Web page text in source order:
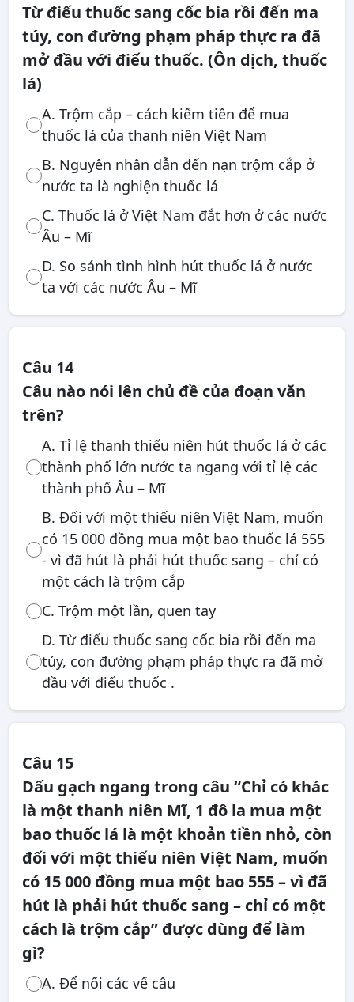
Từ điếu thuốc sang cốc bia rồi đến ma
túy, con đường phạm pháp thực ra đã
mở đầu với điếu thuốc. (Ôn dịch, thuốc
lá)
A. Trộm cắp – cách kiếm tiền để mua
thuốc lá của thanh niên Việt Nam
B. Nguyên nhân dẫn đến nạn trộm cắp ở
nước ta là nghiện thuốc lá
C. Thuốc lá ở Việt Nam đắt hơn ở các nước
Âu – Mĩ
D. So sánh tình hình hút thuốc lá ở nước
ta với các nước Âu – Mĩ
Câu 14
Câu nào nói lên chủ đề của đoạn văn
trên?
A. Tỉ lệ thanh thiếu niên hút thuốc lá ở các
thành phố lớn nước ta ngang với tỉ lệ các
thành phố Âu – Mĩ
B. Đối với một thiếu niên Việt Nam, muốn
có 15 000 đồng mua một bao thuốc lá 555
- vì đã hút là phải hút thuốc sang – chỉ có
một cách là trộm cắp
C. Trộm một lần, quen tay
D. Từ điếu thuốc sang cốc bia rồi đến ma
túy, con đường phạm pháp thực ra đã mở
đầu với điếu thuốc .
Câu 15
Dấu gạch ngang trong câu “Chỉ có khác
là một thanh niên Mĩ, 1 đô la mua một
bao thuốc lá là một khoản tiền nhỏ, còn
đối với một thiếu niên Việt Nam, muốn
có 15 000 đồng mua một bao 555 – vì đã
hút là phải hút thuốc sang – chỉ có một
cách là trộm cắp” được dùng để làm
gì?
A. Để nối các vế câu